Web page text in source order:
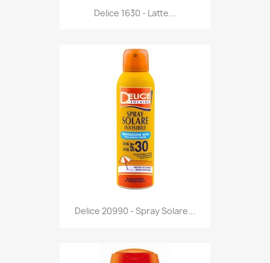
Anteprima
Delice 1630 - Latte...
Anteprima
Delice 20990 - Spray Solare...